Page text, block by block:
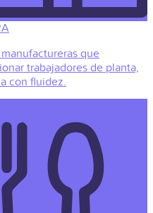
que
trabajadores de planta,
con fluidez.